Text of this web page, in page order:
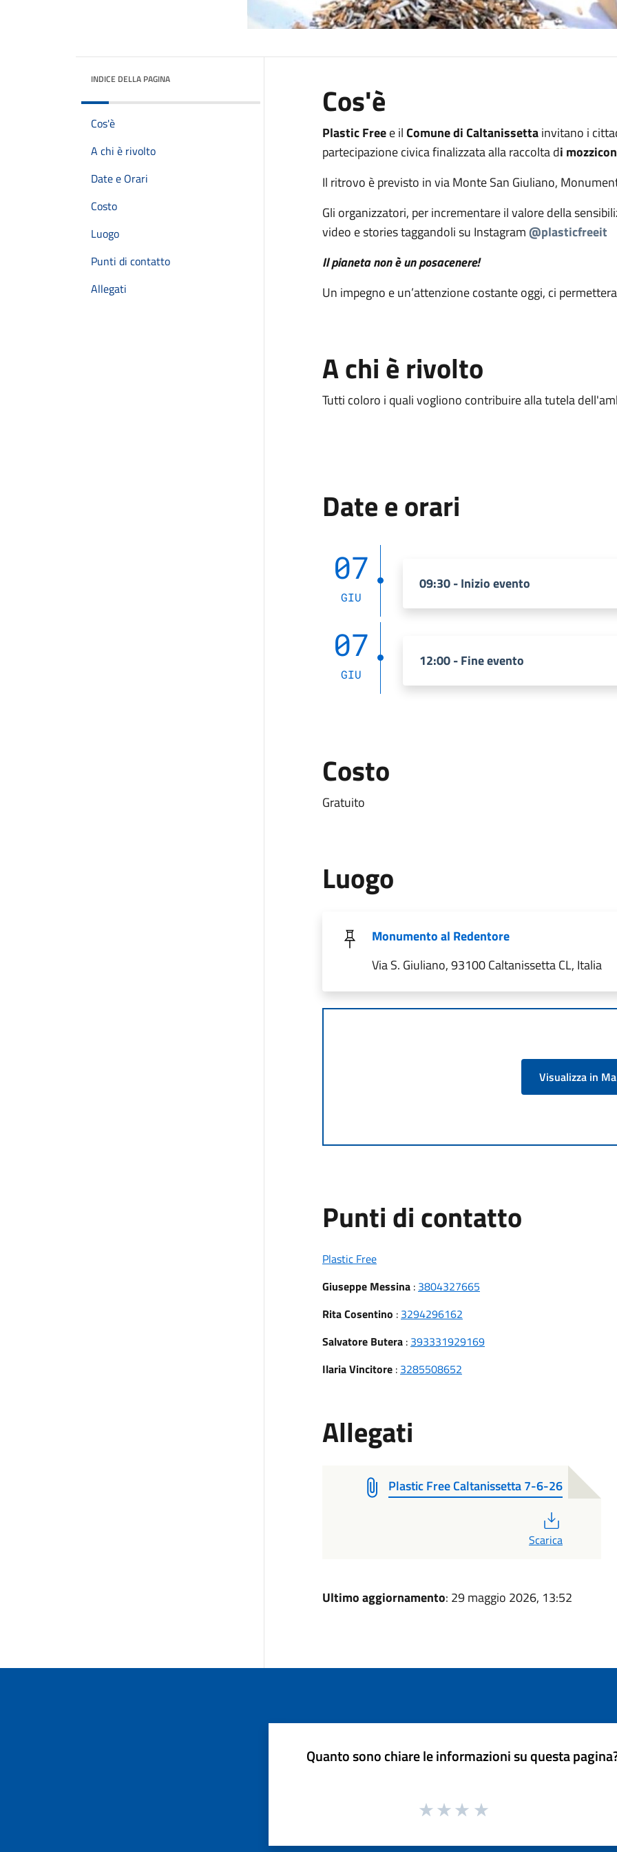
INDICE DELLA PAGINA
Cos'è
A chi è rivolto
Date e Orari
Costo
Luogo
Punti di contatto
Allegati
Cos'è
Plastic Freee ilComune di Caltanissettainvitano i
partecipazione civica finalizzata alla raccolta di
Il ritrovo è previsto in via Monte San Giuliano,
Gli organizzatori, per incrementare il valore della
video e stories taggandoli su Instagram@plasticfreeit
Il pianeta non è un posacenere!
Un impegno e un’attenzione costante oggi, ci
A chi è rivolto
Tutti coloro i quali vogliono contribuire alla tutela
Date e orari
07
GIU
09:30 - Inizio evento
07
GIU
12:00 - Fine evento
Costo
Gratuito
Luogo
Monumento al Redentore
Via S. Giuliano, 93100 Caltanissetta CL, Italia
Visualizza in
Punti di contatto
Plastic Free
Giuseppe Messina: 3804327665
Rita Cosentino : 3294296162
Salvatore Butera : 393331929169
Ilaria Vincitore : 3285508652
Allegati
Plastic Free Caltanissetta 7-6-26
Scarica
Ultimo aggiornamento: 29 maggio 2026, 13:52
Quanto sono chiare le informazioni su questa